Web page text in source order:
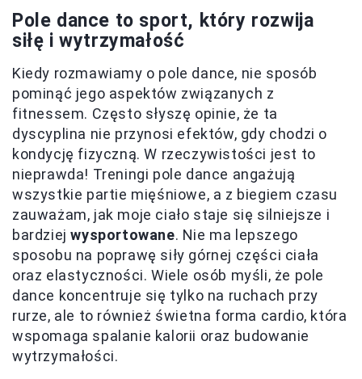
Pole dance to sport, który rozwija
siłę i wytrzymałość
Kiedy rozmawiamy o pole dance, nie sposób
pominąć jego aspektów związanych z
fitnessem. Często słyszę opinie, że ta
dyscyplina nie przynosi efektów, gdy chodzi o
kondycję fizyczną. W rzeczywistości jest to
nieprawda! Treningi pole dance angażują
wszystkie partie mięśniowe, a z biegiem czasu
zauważam, jak moje ciało staje się silniejsze i
bardziejwysportowane. Nie ma lepszego
sposobu na poprawę siły górnej części ciała
oraz elastyczności. Wiele osób myśli, że pole
dance koncentruje się tylko na ruchach przy
rurze, ale to również świetna forma cardio, która
wspomaga spalanie kalorii oraz budowanie
wytrzymałości.